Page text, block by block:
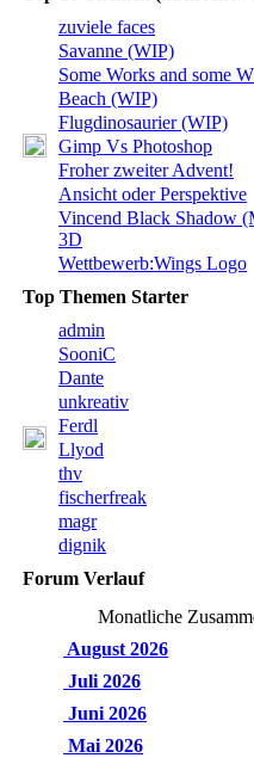
zuviele faces
Savanne (WIP)
Some Works and some
Beach (WIP)
Flugdinosaurier (WIP)
Gimp Vs Photoshop
Froher zweiter Advent!
Ansicht oder Perspektive
Vincend Black Shadow
3D
Wettbewerb:Wings Logo
Top Themen Starter
admin
SooniC
Dante
unkreativ
Ferdl
Llyod
thv
fischerfreak
magr
dignik
Forum Verlauf
Monatliche
August 2026
Juli 2026
Juni 2026
Mai 2026